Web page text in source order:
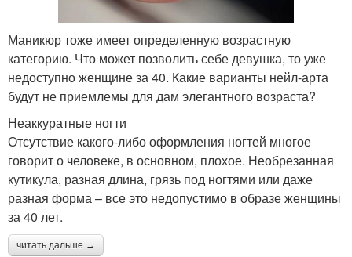
Маникюр тоже имеет определенную возрастную
категорию. Что может позволить себе девушка, то уже
недоступно женщине за 40. Какие варианты нейл-арта
будут не приемлемы для дам элегантного возраста?
Неаккуратные ногти
Отсутствие какого-либо оформления ногтей многое
говорит о человеке, в основном, плохое. Необрезанная
кутикула, разная длина, грязь под ногтями или даже
разная форма – все это недопустимо в образе женщины
за 40 лет.
читать дальше →